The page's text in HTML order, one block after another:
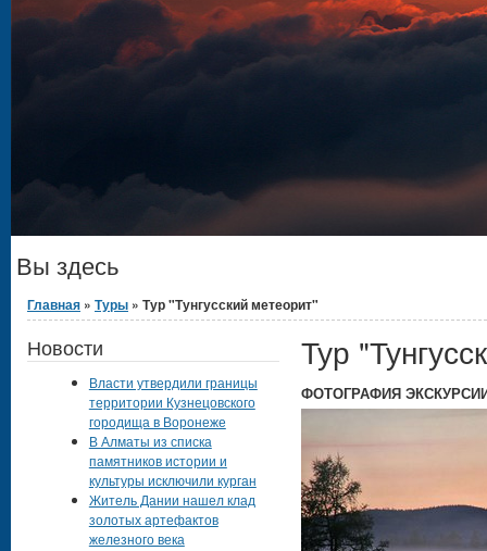
Вы здесь
Главная » Туры » Тур "Тунгусский метеорит"
Тур
ФОТОГРАФИЯ
Новости
Власти утвердили границы
территории Кузнецовского
городища в Воронеже
В Алматы из списка
памятников истории и
культуры исключили курган
Житель Дании нашел клад
золотых артефактов
железного века